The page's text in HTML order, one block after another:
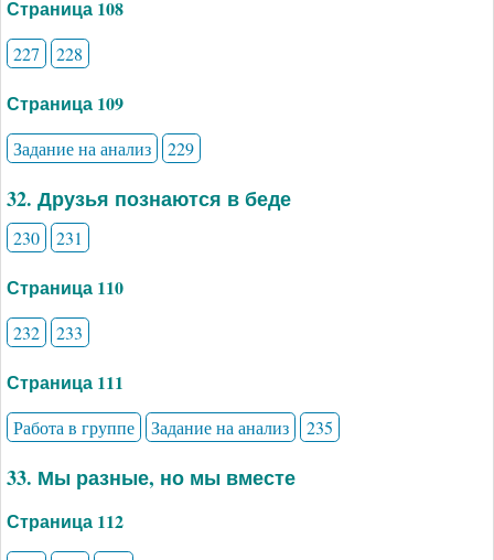
Страница 108
227 228
Страница 109
Задание на анализ 229
32. Друзья познаются в беде
230 231
Страница 110
232 233
Страница 111
Работа в группе Задание на анализ 235
33. Мы разные, но мы вместе
Страница 112